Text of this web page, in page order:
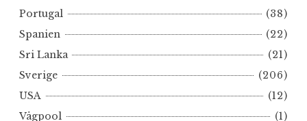
Portugal
(38)
Spanien
(22)
Sri Lanka
(21)
Sverige
(206)
USA
(12)
Vågpool
(1)